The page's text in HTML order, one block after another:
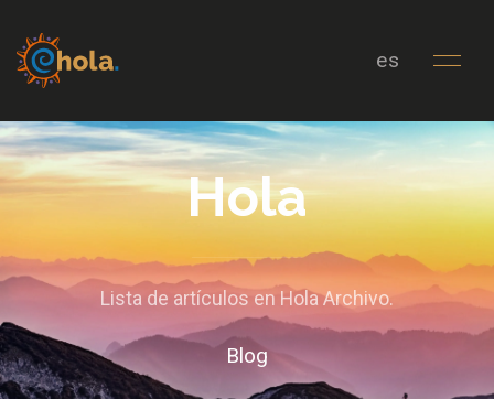
es
Hola
Lista de artículos en Hola Archivo.
Blog